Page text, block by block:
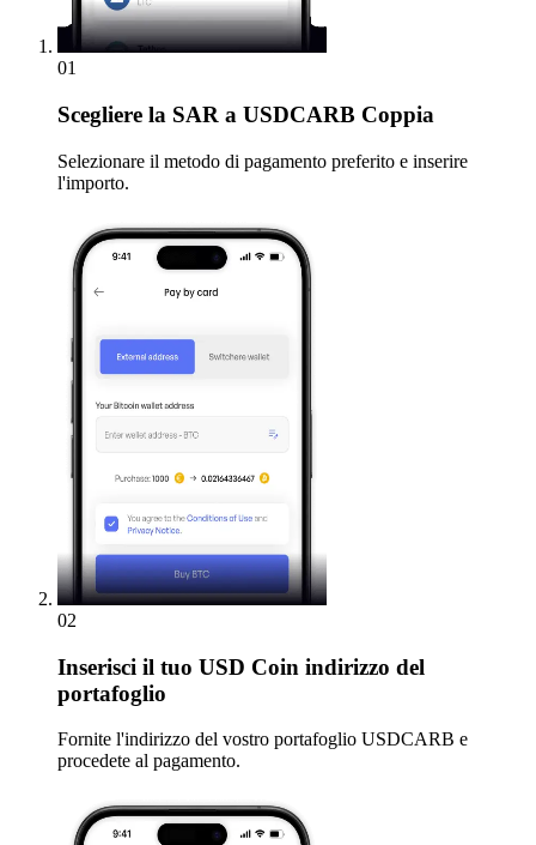
01
Scegliere la SAR a USDCARB Coppia
Selezionare il metodo di pagamento preferito e inserire
l'importo.
02
Inserisci il tuo USD Coin indirizzo del
portafoglio
Fornite l'indirizzo del vostro portafoglio USDCARB e
procedete al pagamento.